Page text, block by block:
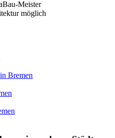
Meister
möglich
in Bremen